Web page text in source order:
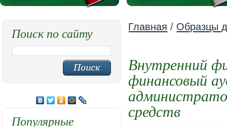
Главная / Образцы
Внутренний
финансовый
средств
Поиск по сайту
Популярные